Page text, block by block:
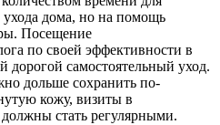
ухода дома, но на помощь
Посещение
по своей эффективности в
дорогой самостоятельный уход.
дольше сохранить по-
кожу, визиты в
стать регулярными.